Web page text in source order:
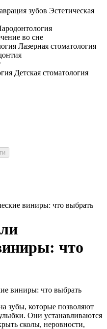
Эстетическая
во сне
Лазерная стоматология
Детская стоматология
виниры: что выбрать
что
зубы, которые позволяют
Они устанавливаются
сколы, неровности,